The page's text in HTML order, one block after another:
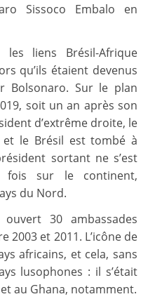
Sissoco Embalo en
liens Brésil-Afrique
qu’ils étaient devenus
Bolsonaro. Sur le plan
soit un an après son
d’extrême droite, le
et le Brésil est tombé à
sortant ne s’est
fois sur le continent,
du Nord.
30 ambassades
2003 et 2011. L’icône de
africains, et cela, sans
lusophones : il s’était
au Ghana, notamment.